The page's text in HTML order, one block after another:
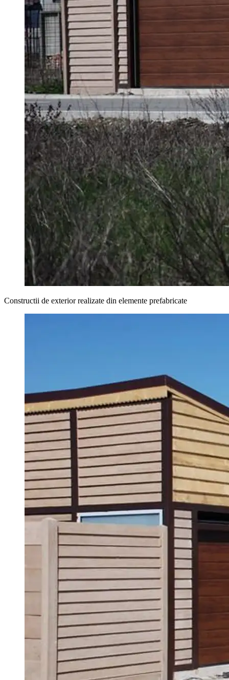
Constructii de exterior realizate din elemente prefabricate